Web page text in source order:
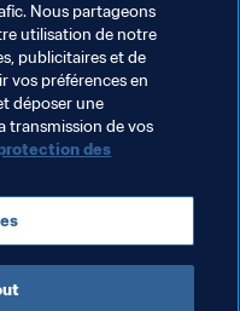
plus
et la façon
mondial sur
Sport.
Nous partageons
utilisation de notre
publicitaires et de
vos préférences en
déposer une
transmission de vos
des